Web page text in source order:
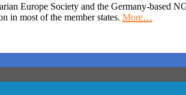
Europe Society and the Germany-based
in most of the member states. More…